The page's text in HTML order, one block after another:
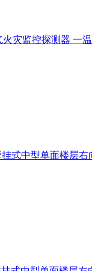
火灾监控探测器 一温
式中型单面楼层右